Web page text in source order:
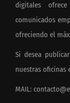
digitales
comunicados
ofreciendo el
Si desea
nuestras oficinas
MAIL: